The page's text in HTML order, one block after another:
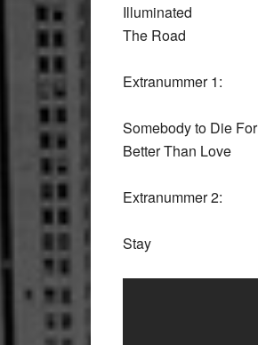
Illuminated
The Road
Extranummer 1:
Somebody to Die For
Better Than Love
Extranummer 2:
Stay